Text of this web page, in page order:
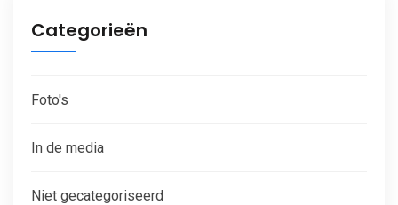
Categorieën
Foto's
In de media
Niet gecategoriseerd